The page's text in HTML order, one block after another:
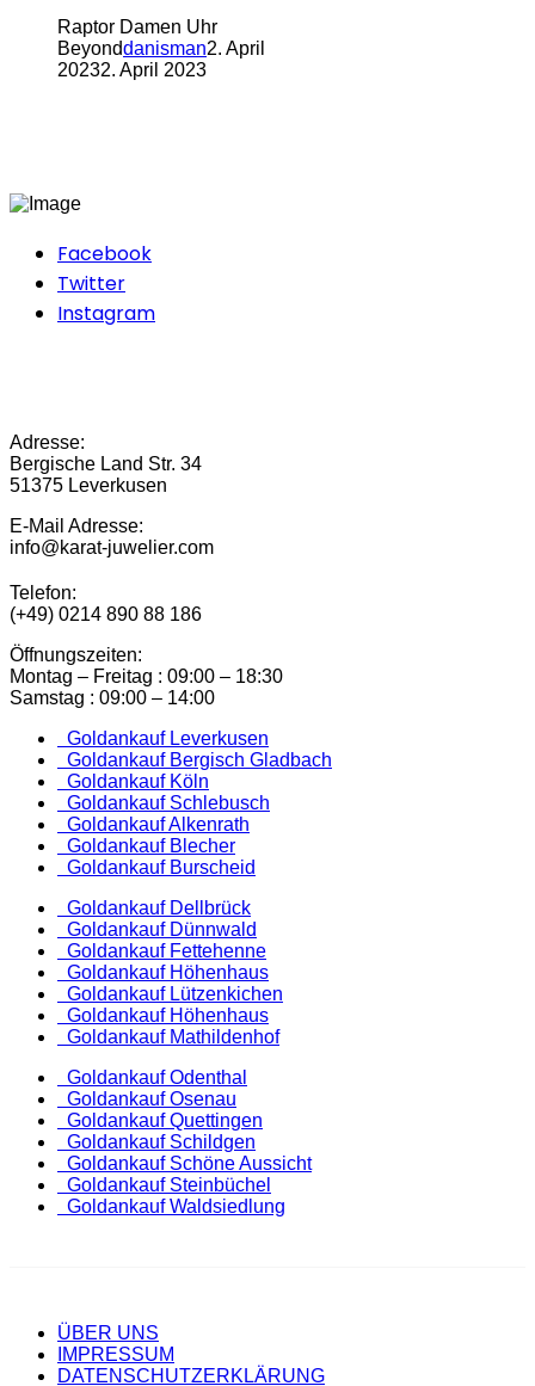
Raptor Damen Uhr
Beyonddanisman2. April
20232. April 2023
Facebook
Twitter
Instagram
Adresse:
Bergische Land Str. 34
51375 Leverkusen
E-Mail Adresse:
info@karat-juwelier.com
Telefon:
(+49) 0214 890 88 186
Öffnungszeiten:
Montag – Freitag : 09:00 – 18:30
Samstag : 09:00 – 14:00
Goldankauf Leverkusen
Goldankauf Bergisch Gladbach
Goldankauf Köln
Goldankauf Schlebusch
Goldankauf Alkenrath
Goldankauf Blecher
Goldankauf Burscheid
Goldankauf Dellbrück
Goldankauf Dünnwald
Goldankauf Fettehenne
Goldankauf Höhenhaus
Goldankauf Lützenkichen
Goldankauf Höhenhaus
Goldankauf Mathildenhof
Goldankauf Odenthal
Goldankauf Osenau
Goldankauf Quettingen
Goldankauf Schildgen
Goldankauf Schöne Aussicht
Goldankauf Steinbüchel
Goldankauf Waldsiedlung
ÜBER UNS
IMPRESSUM
DATENSCHUTZERKLÄRUNG